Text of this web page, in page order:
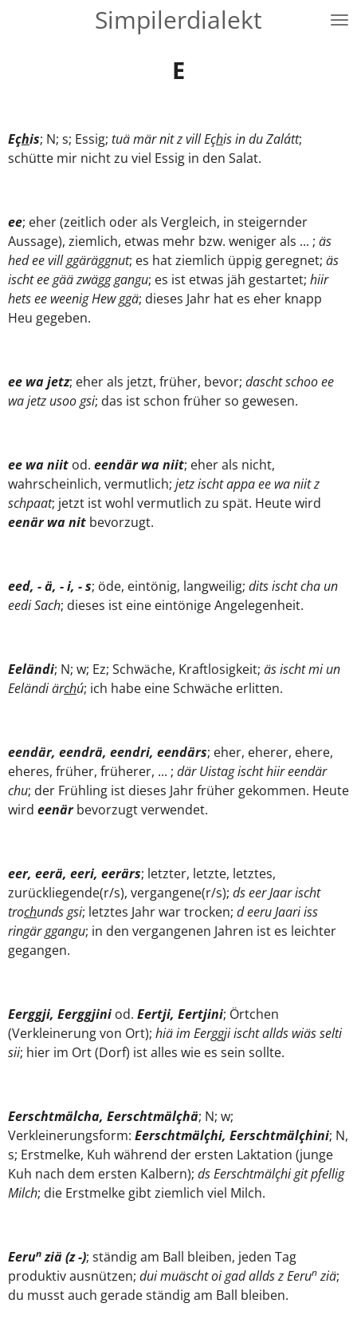
Simpilerdialekt
E
Eçhis; N; s; Essig; tuä mär nit z vill Eçhis in du Zalátt;
schütte mir nicht zu viel Essig in den Salat.
ee; eher (zeitlich oder als Vergleich, in steigernder
Aussage), ziemlich, etwas mehr bzw. weniger als ... ; äs
hed ee vill ggäräggnut; es hat ziemlich üppig geregnet; äs
ischt ee gää zwägg gangu; es ist etwas jäh gestartet; hiir
hets ee weenig Hew ggä; dieses Jahr hat es eher knapp
Heu gegeben.
ee wa jetz; eher als jetzt, früher, bevor; dascht schoo ee
wa jetz usoo gsi; das ist schon früher so gewesen.
ee wa niit od. eendär wa niit; eher als nicht,
wahrscheinlich, vermutlich; jetz ischt appa ee wa niit z
schpaat; jetzt ist wohl vermutlich zu spät. Heute wird
eenär wa nit bevorzugt.
eed, - ä, - i, - s; öde, eintönig, langweilig; dits ischt cha un
eedi Sach; dieses ist eine eintönige Angelegenheit.
Eeländi; N; w; Ez; Schwäche, Kraftlosigkeit; äs ischt mi un
Eeländi ärchú; ich habe eine Schwäche erlitten.
eendär, eendrä, eendri, eendärs; eher, eherer, ehere,
eheres, früher, früherer, ... ; där Uistag ischt hiir eendär
chu; der Frühling ist dieses Jahr früher gekommen. Heute
wird eenärbevorzugt verwendet.
eer, eerä, eeri, eerärs; letzter, letzte, letztes,
zurückliegende(r/s), vergangene(r/s); ds eer Jaar ischt
trochunds gsi; letztes Jahr war trocken; d eeru Jaari iss
ringär ggangu; in den vergangenen Jahren ist es leichter
gegangen.
Eerggji, Eerggjini od. Eertji, Eertjini; Örtchen
(Verkleinerung von Ort); hiä im Eerggji ischt allds wiäs selti
sii; hier im Ort (Dorf) ist alles wie es sein sollte.
Eerschtmälcha, Eerschtmälçhä; N; w;
Verkleinerungsform: Eerschtmälçhi, Eerschtmälçhini; N,
s; Erstmelke, Kuh während der ersten Laktation (junge
Kuh nach dem ersten Kalbern); ds Eerschtmälçhi git pfellig
Milch; die Erstmelke gibt ziemlich viel Milch.
Eerunziä (z -); ständig am Ball bleiben, jeden Tag
produktiv ausnützen; dui muäscht oi gad allds z Eerunziä;
du musst auch gerade ständig am Ball bleiben.